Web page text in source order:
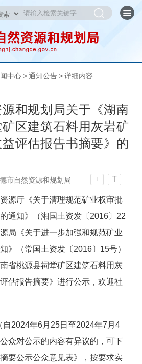
中心 > 通知公告 > 详细内容
和规划局关于《湖南
区建筑石料用灰岩矿
评估报告书摘要》的
市自然资源和规划局 T T
源厅《关于清理规范矿业权审批
通知》（湘国土资发〔2016〕22
局《关于进一步加强和规范矿业
》（常国土资发〔2016〕15号）
省桃源县祠堂矿区建筑石料用灰
估报告摘要》进行公示，欢迎社
自2024年6月25日至2024年7月4
众对公示的内容有异议的，可下
要公示公众意见表》，按要求实